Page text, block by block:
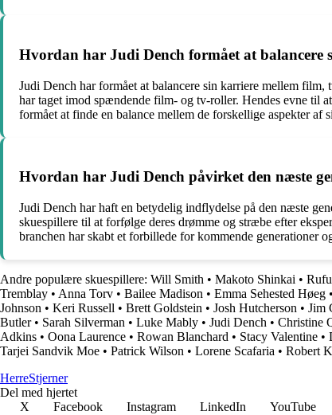
Hvordan har Judi Dench formået at balancere
Judi Dench har formået at balancere sin karriere mellem
har taget imod spændende film- og tv-roller. Hendes evne til
formået at finde en balance mellem de forskellige aspekter
Hvordan har Judi Dench påvirket den næste
Judi Dench har haft en betydelig indflydelse på den næste
skuespillere til at forfølge deres drømme og stræbe efter
branchen har skabt et forbillede for kommende generationer
Andre populære skuespillere: Will Smith • Makoto Shinkai •
Tremblay • Anna Torv • Bailee Madison • Emma Sehested Høeg •
Johnson • Keri Russell • Brett Goldstein • Josh Hutcherson • Jim
Butler• Sarah Silverman • Luke Mably • Judi Dench • Christine
Adkins • Oona Laurence • Rowan Blanchard • Stacy Valentine •
Tarjei Sandvik Moe • Patrick Wilson • Lorene Scafaria • Robert
HerreStjerner
Del med hjertet
X
Facebook Instagram LinkedIn YouTube